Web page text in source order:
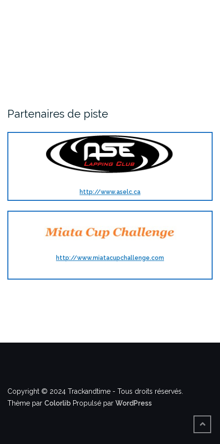
Partenaires de piste
http://www.aselc.ca
http://www.miatacupchallenge.com
Copyright © 2024 Trackandtime - Tous droits réservés.
Thème par Colorlib Propulsé par WordPress